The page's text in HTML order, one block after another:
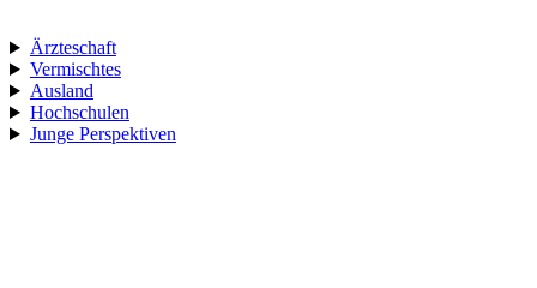
Ärzteschaft
Vermischtes
Ausland
Hochschulen
Junge Perspektiven